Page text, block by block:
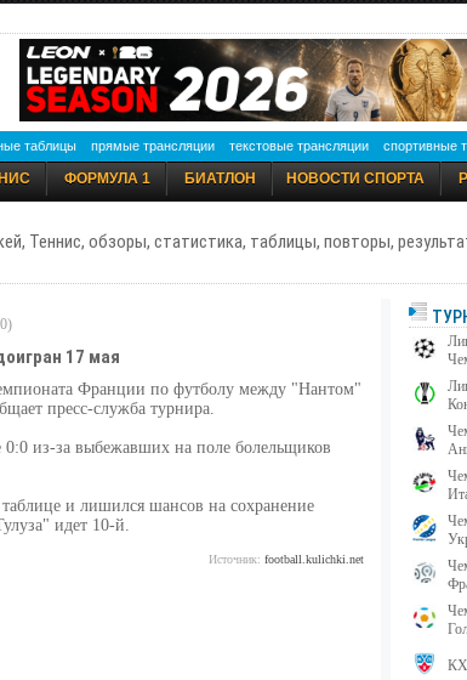
таблицы прямые трансляции текстовые трансляции спортивные
ФОРМУЛА 1 БИАТЛОН НОВОСТИ СПОРТА
Теннис, обзоры, статистика, таблицы, повторы,
17 мая
Франции по футболу между "Нантом"
пресс-служба турнира.
0:0 из-за выбежавших на поле болельщиков
и лишился шансов на сохранение
идет 10-й.
Источник: football.kulichki.net